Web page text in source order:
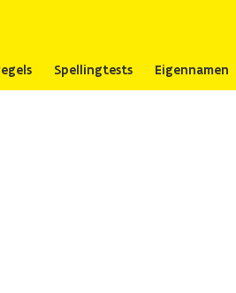
Spellingtests Eigennamen